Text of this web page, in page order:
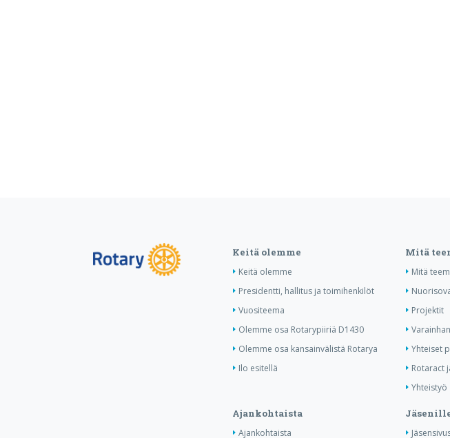
Keitä olemme
Keitä olemme
Presidentti, hallitus ja toimihenkilöt
Vuositeema
Olemme osa Rotarypiiriä D1430
Olemme osa kansainvälistä Rotarya
Ilo esitellä
Mitä
Mitä
Projektit
Yhteiset
Rotaract
Yhteistyö
Ajankohtaista
Ajankohtaista